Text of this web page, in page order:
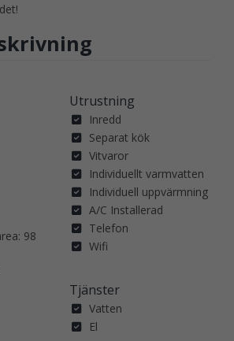
98
Utrustning
Inredd
Separat kök
Vitvaror
Individuellt varmvatten
Individuell uppvärmning
A/C Installerad
Telefon
Wifi
Tjänster
Vatten
El